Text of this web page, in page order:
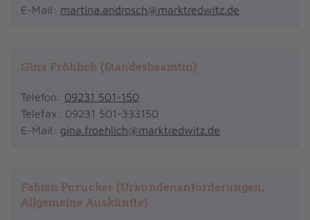
E-Mail: martina.androsch@marktredwitz.de
Gina Fröhlich (Standesbeamtin)
Telefon: 09231 501-150
Telefax: 09231 501-333150
E-Mail: gina.froehlich@marktredwitz.de
Fabian Purucker (Urkundenanforderungen,
Allgemeine Auskünfte)